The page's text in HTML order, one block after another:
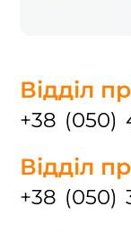
Відділ
+38 (050)
Відділ
+38 (050)